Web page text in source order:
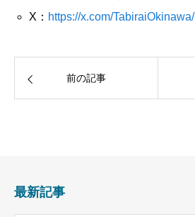
X： https://x.com/TabiraiOkinawa/
前の記事
最新記事